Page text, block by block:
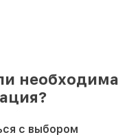
необходима
с выбором